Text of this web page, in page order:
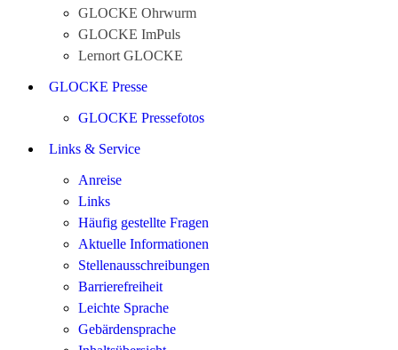
GLOCKE Ohrwurm
GLOCKE ImPuls
Lernort GLOCKE
GLOCKE Presse
GLOCKE Pressefotos
Links & Service
Anreise
Links
Häufig gestellte Fragen
Aktuelle Informationen
Stellenausschreibungen
Barrierefreiheit
Leichte Sprache
Gebärdensprache